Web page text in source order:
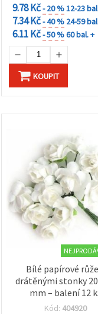
9.78 Kč- 20 %12-23
7.34 Kč- 40 % 24-59
6.11 Kč- 50 %60 bal. +
KOUPIT
Bílé papírové
drátěnými stonky 20
mm – balení 12
Kód: 404920